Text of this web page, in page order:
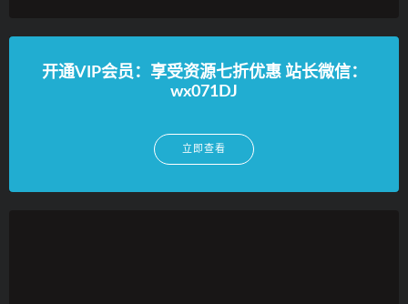
开通VIP会员：享受资源七折优惠 站长微信：
wx071DJ
立即查看